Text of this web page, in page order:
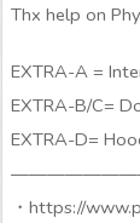
Thx help on
EXTRA-A =
EXTRA-B/C=
EXTRA-D=
・https://